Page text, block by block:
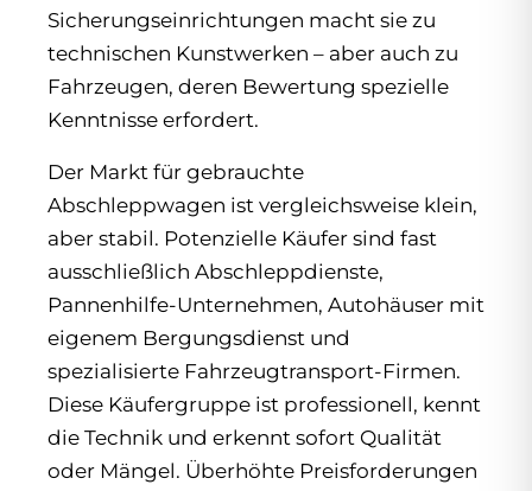
Sicherungseinrichtungen macht sie zu
technischen Kunstwerken – aber auch zu
Fahrzeugen, deren Bewertung spezielle
Kenntnisse erfordert.
Der Markt für gebrauchte
Abschleppwagen ist vergleichsweise klein,
aber stabil. Potenzielle Käufer sind fast
ausschließlich Abschleppdienste,
Pannenhilfe-Unternehmen, Autohäuser mit
eigenem Bergungsdienst und
spezialisierte Fahrzeugtransport-Firmen.
Diese Käufergruppe ist professionell, kennt
die Technik und erkennt sofort Qualität
oder Mängel. Überhöhte Preisforderungen